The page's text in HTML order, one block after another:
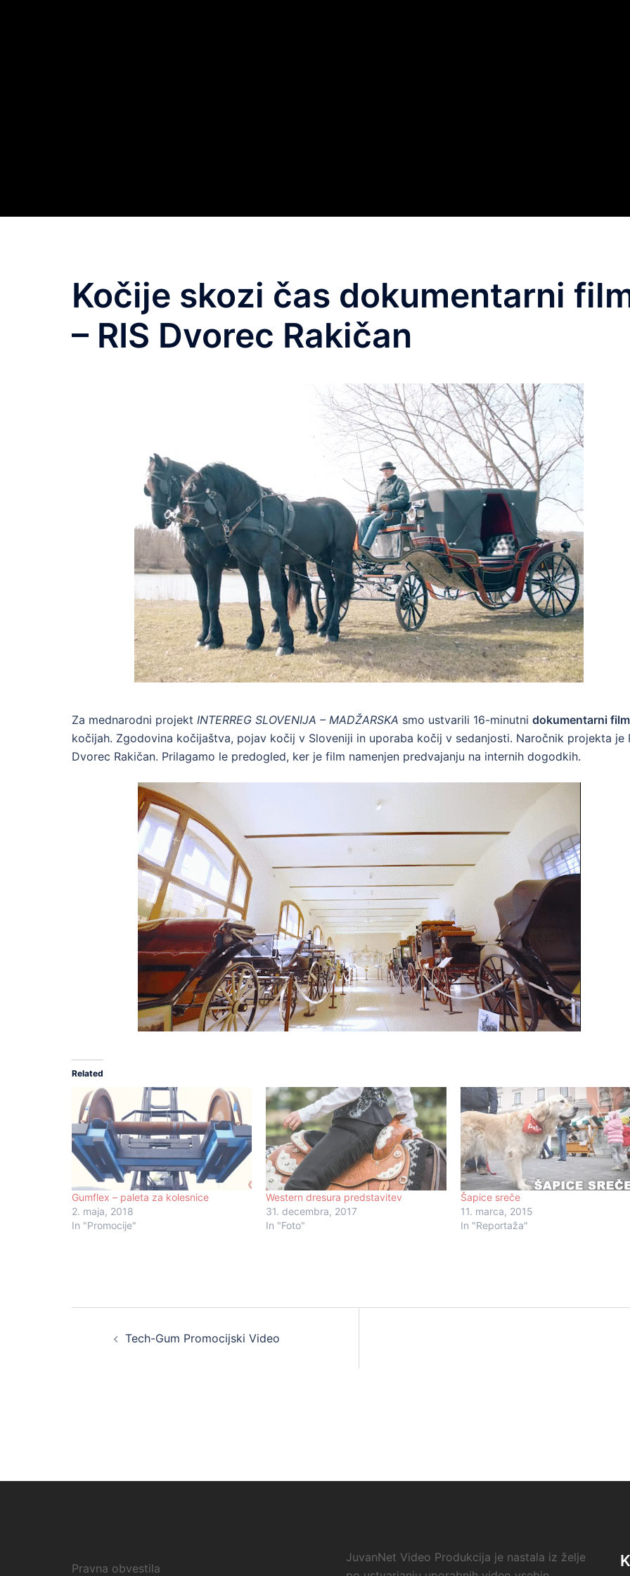
Kočije skozi čas dokumentarni
– RIS Dvorec Rakičan
Za mednarodni projekt INTERREG SLOVENIJA – MADŽARSKA smo ustvarili 16-minutni dokumentarni film
kočijah. Zgodovina kočijaštva, pojav kočij v Sloveniji in uporaba kočij v sedanjosti. Naročnik projekta je
Dvorec Rakičan. Prilagamo le predogled, ker je film namenjen predvajanju na internih dogodkih.
Related
Gumflex – paleta za kolesnice
2. maja, 2018
In "Promocije"
Western dresura predstavitev
31. decembra, 2017
In "Foto"
Šapice sreče
11. marca, 2015
In "Reportaža"
Tech-Gum Promocijski Video
Pravna obvestila
JuvanNet Video Produkcija je nastala iz želje